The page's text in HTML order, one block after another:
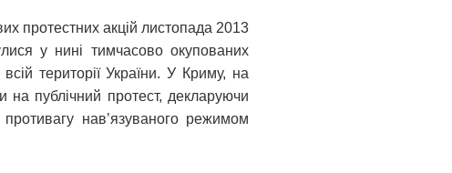
протестних акцій листопада 2013
у нині тимчасово окупованих
території України. У Криму, на
на публічний протест, декларуючи
нав’язуваного режимом